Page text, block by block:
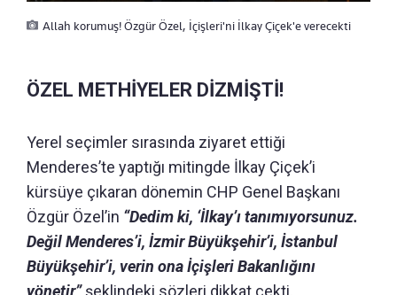
Allah korumuş! Özgür Özel, İçişleri'ni İlkay Çiçek'e verecekti
ÖZEL METHİYELER DİZMİŞTİ!
Yerel seçimler sırasında ziyaret ettiği
Menderes’te yaptığı mitingde İlkay Çiçek’i
kürsüye çıkaran dönemin CHP Genel Başkanı
Özgür Özel’in “Dedim ki, ‘İlkay’ı tanımıyorsunuz.
Değil Menderes’i, İzmir Büyükşehir’i, İstanbul
Büyükşehir’i, verin ona İçişleri Bakanlığını